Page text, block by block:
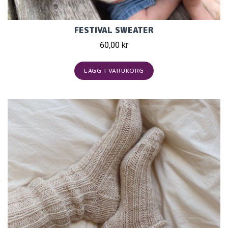
FESTIVAL SWEATER
60,00 kr
LÄGG I VARUKORG